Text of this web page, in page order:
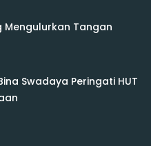
Mengulurkan Tangan
Swadaya Peringati HUT